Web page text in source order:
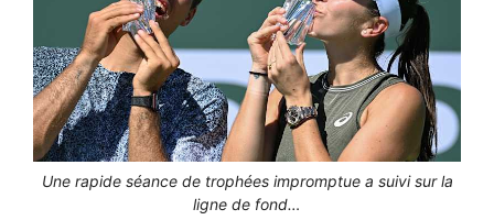
Une rapide séance de trophées impromptue a suivi sur la
ligne de fond…